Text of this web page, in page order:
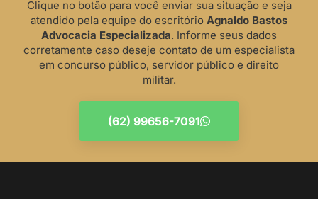
Clique no botão para você enviar sua situação e seja
atendido pela equipe do escritório Agnaldo Bastos
Advocacia Especializada. Informe seus dados
corretamente caso deseje contato de um especialista
em concurso público, servidor público e direito
militar.
(62) 99656-7091